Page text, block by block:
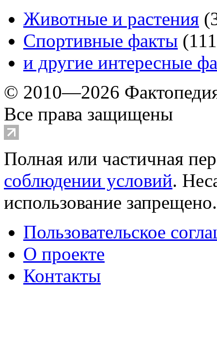
Животные и растения (
Спортивные факты (111
и другие интересные
© 2010—2026
Все права защищены
Полная или частичная
соблюдении условий.
использование
Пользовательское
О проекте
Контакты